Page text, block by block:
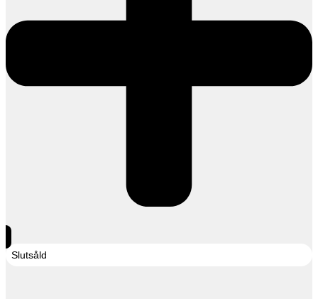
Slutsåld